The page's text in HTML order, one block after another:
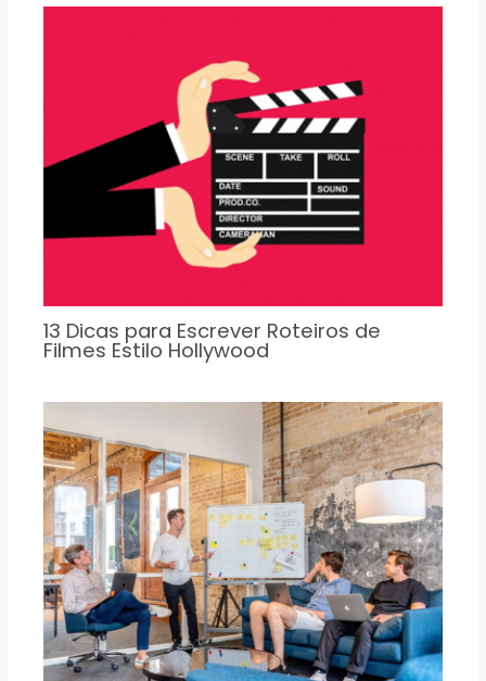
13 Dicas para Escrever Roteiros de
Filmes Estilo Hollywood